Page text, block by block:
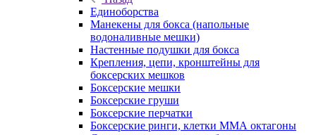
Единоборства
Манекены для бокса (напольные
водоналивные мешки)
Настенные подушки для бокса
Крепления, цепи, кронштейны для
боксерских мешков
Боксерские мешки
Боксерские груши
Боксерские перчатки
Боксерские ринги, клетки ММА октагоны